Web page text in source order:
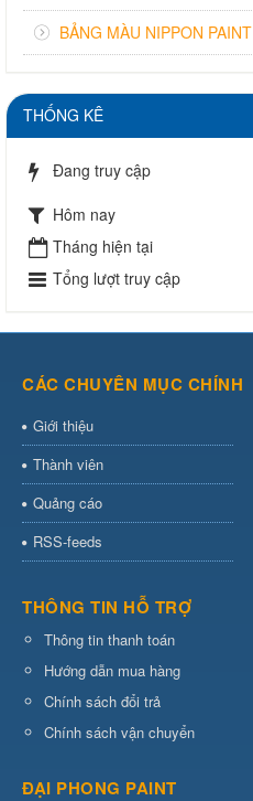
BẢNG MÀU NIPPON PAINT
THỐNG KÊ
Đang truy cập
Hôm nay
Tháng hiện tại
Tổng lượt truy cập
CÁC CHUYÊN MỤC CHÍNH
Giới thiệu
Thành viên
Quảng cáo
RSS-feeds
THÔNG TIN HỖ TRỢ
Thông tin thanh toán
Hướng dẫn mua hàng
Chính sách đổi trả
Chính sách vận chuyển
ĐẠI PHONG PAINT